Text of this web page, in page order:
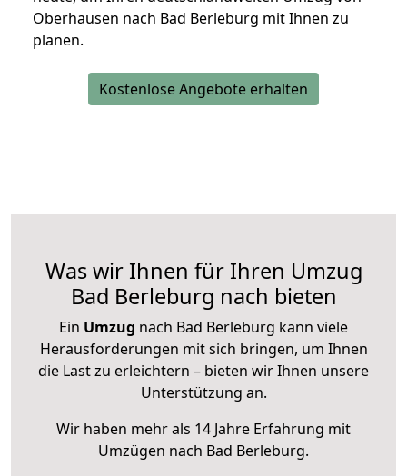
Oberhausen nach Bad Berleburg mit Ihnen zu
planen.
Kostenlose Angebote erhalten
Was wir Ihnen für Ihren Umzug
Bad Berleburg nach bieten
Ein Umzug nach Bad Berleburg kann viele
Herausforderungen mit sich bringen, um Ihnen
die Last zu erleichtern – bieten wir Ihnen unsere
Unterstützung an.
Wir haben mehr als 14 Jahre Erfahrung mit
Umzügen nach Bad Berleburg.